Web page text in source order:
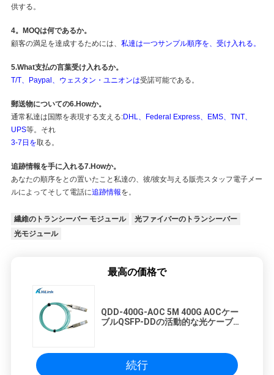
供する。
4。MOQは何であるか。
顧客の満足を達成するためには、 私達は一つサンプル順序を、受け入れる。
5.What支払の言葉受け入れるか。
T/T、Paypal、ウェスタン・ユニオンは受諾可能である。
郵送物についての6.Howか。
通常私達は国際を表現する支える:DHL、Federal Express、EMS、TNT、
UPS等。それ
3-7日を取る。
追跡情報を手に入れる7.Howか。
あなたの順序をとの置いたこと私達の、彼/彼女与える販売スタッフ電子メー
ルによってそして電話に追跡情報を。
繊維のトランシーバー モジュール
光ファイバーのトランシーバー
光モジュール
最高の価格で
QDD-400G-AOC 5M 400G AOCケー
ブルQSFP-DDの活動的な光ケーブル
続行